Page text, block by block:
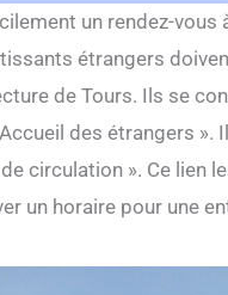
un rendez-
étrangers
de Tours. Ils se
des étrangers
circulation ». Ce lien
un horaire pour une